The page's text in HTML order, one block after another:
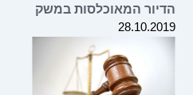
הדיור המאוכלסות במשק
28.10.2019